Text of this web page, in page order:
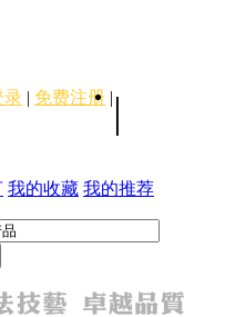
录 | 免费注册 | |
我的收藏 我的推荐